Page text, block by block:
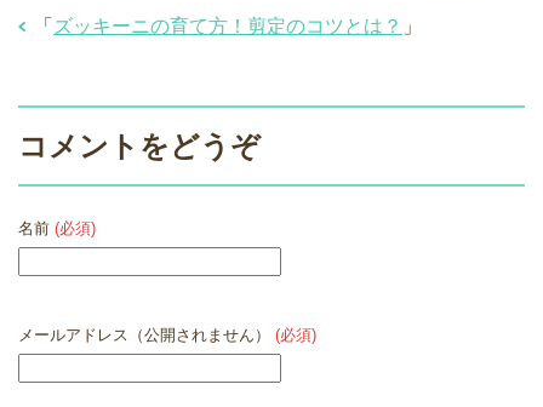
「 ズッキーニの育て方！剪定のコツとは？ 」
コメントをどうぞ
名前 (必須)
メールアドレス（公開されません） (必須)